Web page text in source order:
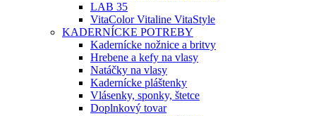
LAB 35
VitaColor Vitaline VitaStyle
KADERNÍCKE POTREBY
Kadernícke nožnice a britvy
Hrebene a kefy na vlasy
Natáčky na vlasy
Kadernícke pláštenky
Vlásenky, sponky, štetce
Doplnkový tovar